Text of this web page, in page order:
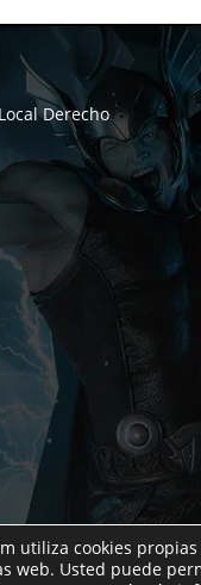
buscas no
Derecho
utiliza cookies
web. Usted puede